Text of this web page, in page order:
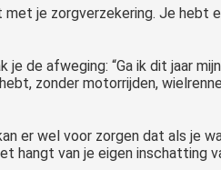
je zorgverzekering. Je hebt
de afweging: “Ga ik dit jaar
zonder motorrijden,
er wel voor zorgen dat als je
hangt van je eigen inschatting